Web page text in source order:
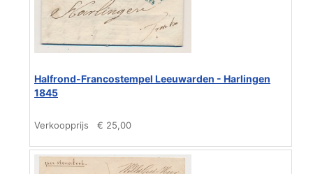
Halfrond-Francostempel Leeuwarden - Harlingen
1845
Verkoopprijs € 25,00